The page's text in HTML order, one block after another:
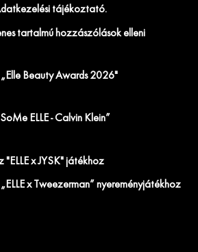
tájékoztató.
tartalmú hozzászólások elleni
Beauty Awards 2026"
ELLE - Calvin Klein”
"ELLE x JYSK" játékhoz
x Tweezerman” nyereményjátékhoz